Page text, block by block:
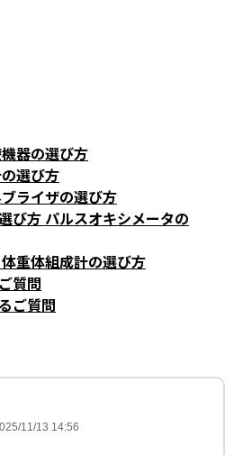
器の選び方
選び方
ライザの選び方
パルスオキシメータの
体重体組成計の選び方
質問
ご質問
11/13 14:56